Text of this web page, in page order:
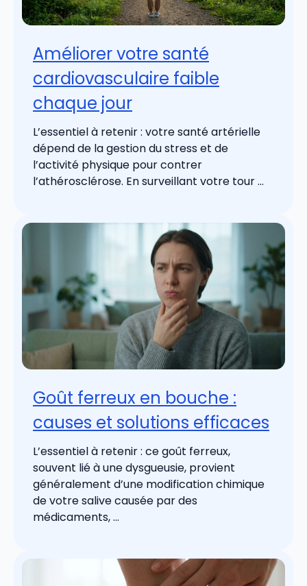
Améliorer votre santé
cardiovasculaire faible
chaque jour
L’essentiel à retenir : votre santé artérielle
dépend de la gestion du stress et de
l’activité physique pour contrer
l’athérosclérose. En surveillant votre tour ...
Goût ferreux en bouche :
causes et solutions efficaces
L’essentiel à retenir : ce goût ferreux,
souvent lié à une dysgueusie, provient
généralement d’une modification chimique
de votre salive causée par des
médicaments, ...